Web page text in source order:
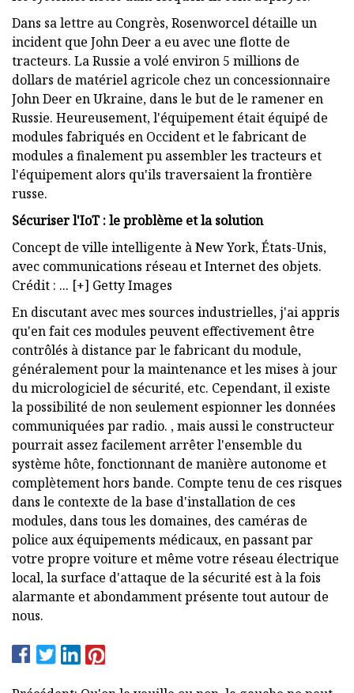
Dans sa lettre au Congrès, Rosenworcel détaille un
incident que John Deer a eu avec une flotte de
tracteurs. La Russie a volé environ 5 millions de
dollars de matériel agricole chez un concessionnaire
John Deer en Ukraine, dans le but de le ramener en
Russie. Heureusement, l'équipement était équipé de
modules fabriqués en Occident et le fabricant de
modules a finalement pu assembler les tracteurs et
l'équipement alors qu'ils traversaient la frontière
russe.
Sécuriser l'IoT : le problème et la solution
Concept de ville intelligente à New York, États-Unis,
avec communications réseau et Internet des objets.
Crédit : ... [+] Getty Images
En discutant avec mes sources industrielles, j'ai appris
qu'en fait ces modules peuvent effectivement être
contrôlés à distance par le fabricant du module,
généralement pour la maintenance et les mises à jour
du micrologiciel de sécurité, etc. Cependant, il existe
la possibilité de non seulement espionner les données
communiquées par radio. , mais aussi le constructeur
pourrait assez facilement arrêter l'ensemble du
système hôte, fonctionnant de manière autonome et
complètement hors bande. Compte tenu de ces risques
dans le contexte de la base d'installation de ces
modules, dans tous les domaines, des caméras de
police aux équipements médicaux, en passant par
votre propre voiture et même votre réseau électrique
local, la surface d'attaque de la sécurité est à la fois
alarmante et abondamment présente tout autour de
nous.